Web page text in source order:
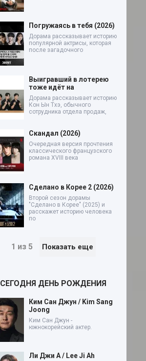
Погружаясь в тебя (2026)
Дорама рассказывает историю
популярной актрисы, которая
после загадочного
Выигравший в лотерею
тоже идёт на
Дорама рассказывает историю
Кон Ын Тхэ, обычного
сотрудника отдела продаж,
Скандал (2026)
Очередная версия прочтения
классического французского
романа XVIII века
Сделано в Корее 2 (2026)
Второй сезон дорамы
"Сделано в Корее" (2025) и
расскажет историю человека
по
1 из 5 Показать еще
СЕГОДНЯ ДЕНЬ РОЖДЕНИЯ
Ким Сан Джун / Kim Sang
Joong
Ким Сан Джун -
южнокорейский актер.
Ли Джи А / Lee Ji Ah